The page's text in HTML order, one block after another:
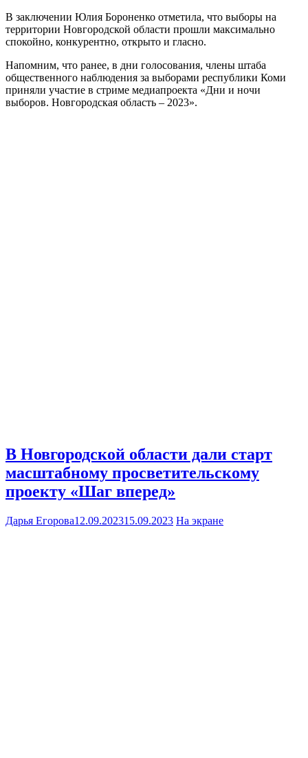
В заключении Юлия Бороненко отметила, что выборы на
территории Новгородской области прошли максимально
спокойно, конкурентно, открыто и гласно.
Напомним, что ранее, в дни голосования, члены штаба
общественного наблюдения за выборами республики Коми
приняли участие в стриме медиапроекта «Дни и ночи
выборов. Новгородская область – 2023».
В Новгородской области дали старт
масштабному просветительскому
проекту «Шаг вперед»
Дарья Егорова12.09.202315.09.2023 На экране